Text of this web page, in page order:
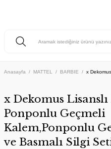
Anasayfa MATTEL BARBIE x
x Dekomus
Ponponlu Geçmeli
Kalem,Ponponlu
ve Basmalı Silgi